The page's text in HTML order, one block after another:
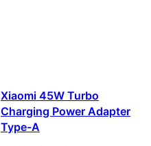
Xiaomi 45W Turbo
Charging Power Adapter
Type-A